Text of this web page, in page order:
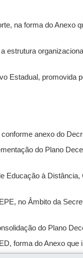
na forma do Anexo
estrutura
Estadual, promovida
anexo do
do Plano
Educação à Distância,
no Âmbito da
do Plano
forma do Anexo que